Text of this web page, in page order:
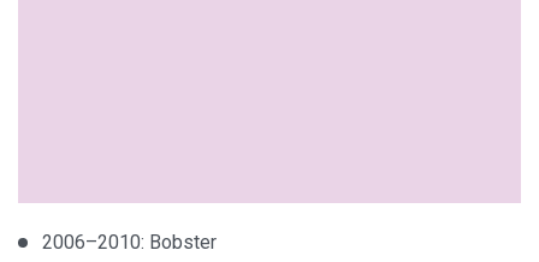
2006–2010: Bobster